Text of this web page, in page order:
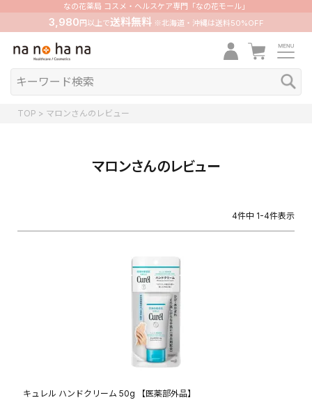
なの花薬局 コスメ・ヘルスケア専門「なの花モール」
3,980 円以上で送料無料※北海道・沖縄は送料50%OFF
TOP マロンさんのレビュー
マロンさんのレビュー
4件中 1-4件表示
キュレル ハンドクリーム 50g 【医薬部外品】